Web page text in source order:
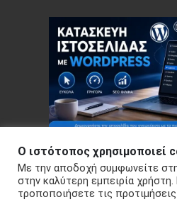
Copyright © 2026 Your e-
Sparkle Themes
Ο ιστότοπος χρησιμοποιεί
Με την αποδοχή συμφωνείτε
στην καλύτερη εμπειρία
τροποποιήσετε τις